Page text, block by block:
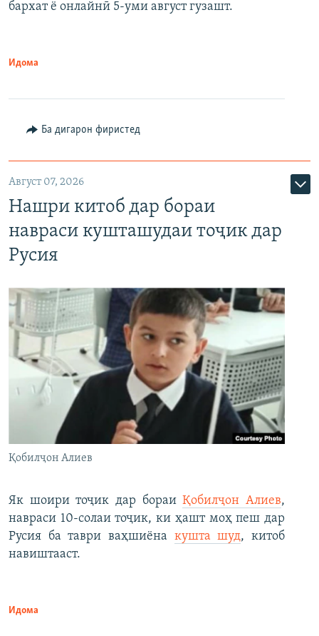
бархат ё онлайнӣ 5-уми август гузашт.
Идома
Ба дигарон фиристед
Август 07, 2026
Нашри китоб дар бораи
навраси кушташудаи тоҷик дар
Русия
Қобилҷон Алиев
Як шоири тоҷик дар бораиҚобилҷон Алиев,
навраси 10-солаи тоҷик, ки ҳашт моҳ пеш дар
Русия ба таври ваҳшиёна кушта шуд, китоб
навиштааст.
Идома